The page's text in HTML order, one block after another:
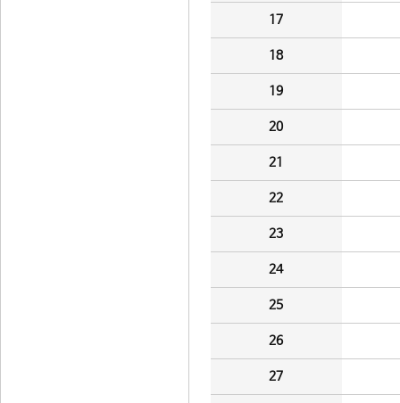
17
18
19
20
21
22
23
24
25
26
27